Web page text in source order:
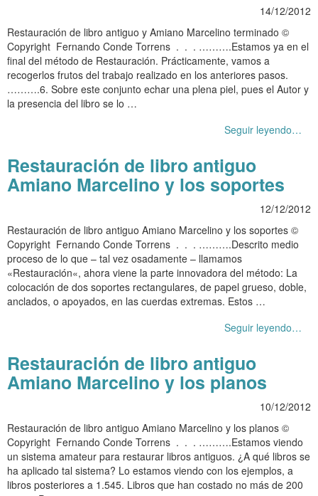
14/12/2012
Restauración de libro antiguo y Amiano Marcelino terminado ©
Copyright Fernando Conde Torrens . . . ……….Estamos ya en el
final del método de Restauración. Prácticamente, vamos a
recogerlos frutos del trabajo realizado en los anteriores pasos.
……….6. Sobre este conjunto echar una plena piel, pues el Autor y
la presencia del libro se lo …
Seguir leyendo…
Restauración de libro antiguo
Amiano Marcelino y los soportes
12/12/2012
Restauración de libro antiguo Amiano Marcelino y los soportes ©
Copyright Fernando Conde Torrens . . . ……….Descrito medio
proceso de lo que – tal vez osadamente – llamamos
«Restauración«, ahora viene la parte innovadora del método: La
colocación de dos soportes rectangulares, de papel grueso, doble,
anclados, o apoyados, en las cuerdas extremas. Estos …
Seguir leyendo…
Restauración de libro antiguo
Amiano Marcelino y los planos
10/12/2012
Restauración de libro antiguo Amiano Marcelino y los planos ©
Copyright Fernando Conde Torrens . . . ……….Estamos viendo
un sistema amateur para restaurar libros antiguos. ¿A qué libros se
ha aplicado tal sistema? Lo estamos viendo con los ejemplos, a
libros posteriores a 1.545. Libros que han costado no más de 200